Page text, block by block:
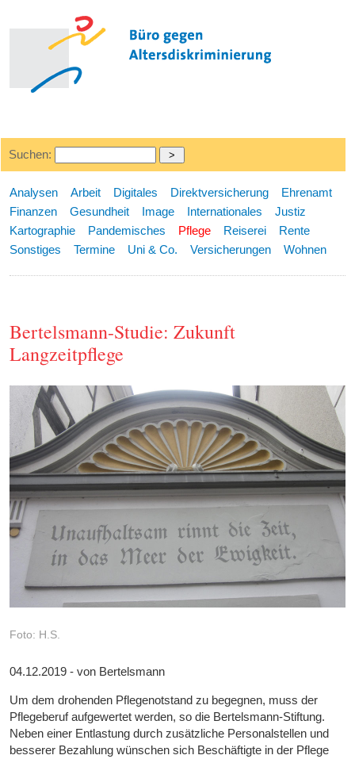
Suchen:
Analysen Arbeit Digitales Direktversicherung
Ehrenamt
Finanzen
Gesundheit Image Internationales
Justiz
Kartographie
Pandemisches Pflege Reiserei
Rente
Sonstiges
Termine Uni & Co. Versicherungen Wohnen
Bertelsmann-Studie: Zukunft
Langzeitpflege
Foto: H.S.
04.12.2019 - von Bertelsmann
Um dem drohenden Pflegenotstand zu begegnen, muss der
Pflegeberuf aufgewertet werden, so die Bertelsmann-Stiftung.
Neben einer Entlastung durch zusätzliche Personalstellen und
besserer Bezahlung wünschen sich Beschäftigte in der Pflege